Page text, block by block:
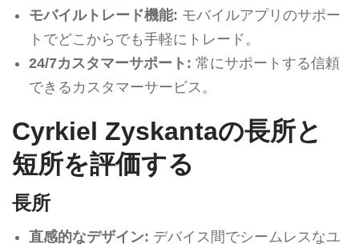
モバイルトレード機能: モバイルアプリのサポー
トでどこからでも手軽にトレード。
24/7カスタマーサポート: 常にサポートする信頼
できるカスタマーサービス。
Cyrkiel Zyskantaの長所と
短所を評価する
長所
直感的なデザイン: デバイス間でシームレスなユ